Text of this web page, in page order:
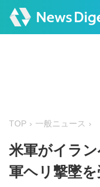
TOP 一般ニュース
米軍がイラ
軍ヘリ撃墜を